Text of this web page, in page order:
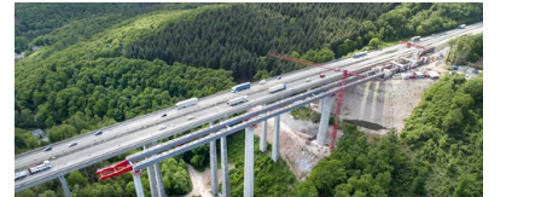
IM FOKUS
KARRIERE
PROJEKTE